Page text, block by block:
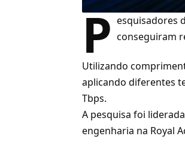
P esquisadores
conseguiram
Utilizando
aplicando diferentes
Tbps.
A pesquisa foi
engenharia na Royal